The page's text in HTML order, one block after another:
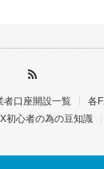
者口座開設一覧
各
初心者の為の豆知識